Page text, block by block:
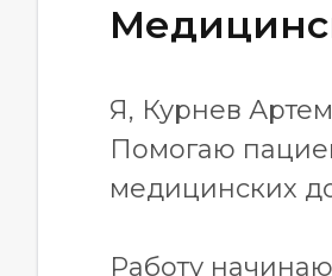
Я, Курнев
Помогаю
медицинских
Работу